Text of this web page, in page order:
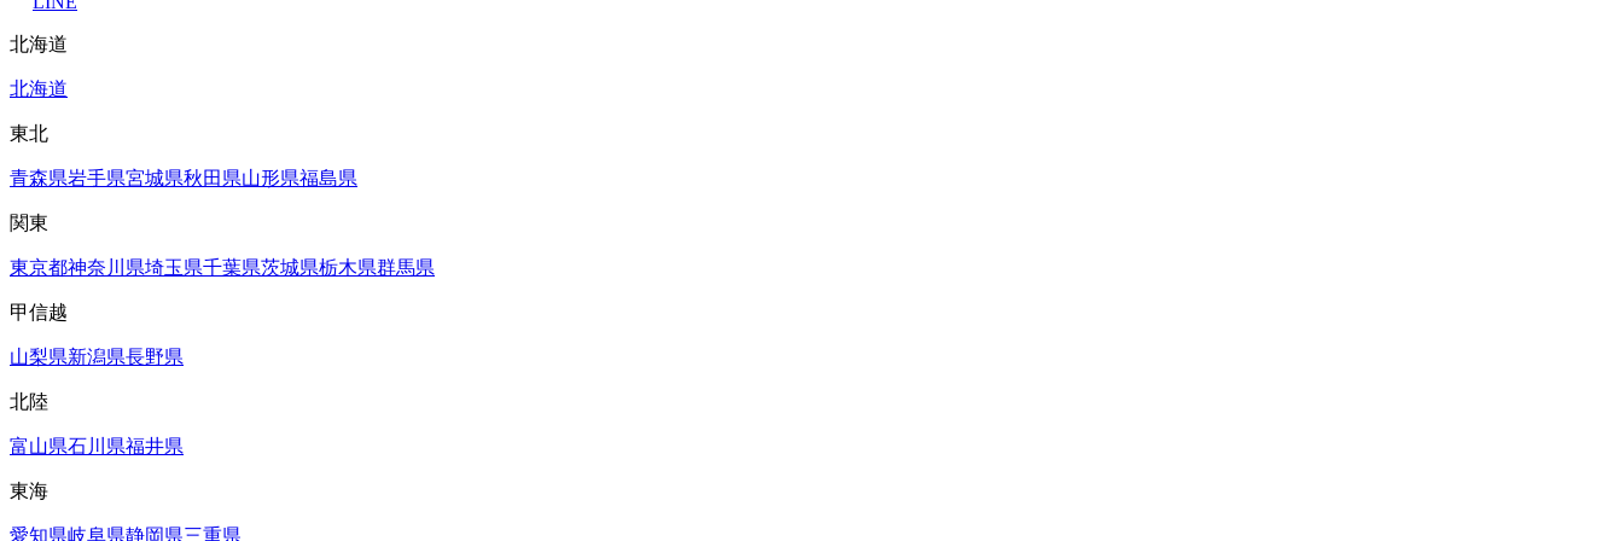
北海道
北海道
東北
青森県岩手県宮城県秋田県山形県福島県
関東
東京都神奈川県埼玉県千葉県茨城県栃木県群馬県
甲信越
山梨県新潟県長野県
北陸
富山県石川県福井県
東海
愛知県岐阜県静岡県三重県